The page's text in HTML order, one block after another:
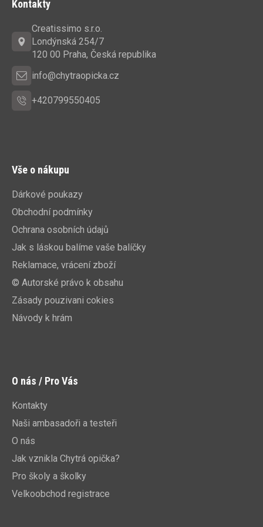
Kontakty
Creatissimo s.r.o.
Londýnská 254/7
120 00 Praha, Česká republika
info@chytraopicka.cz
+420799550405
Vše o nákupu
Dárkové poukazy
Obchodní podmínky
Ochrana osobních údajů
Jak s láskou balíme vaše balíčky
Reklamace, vrácení zboží
© Autorské právo k obsahu
Zásady pouzivani cokies
Návody k hrám
O nás / Pro Vás
Kontakty
Naši ambasadoři a testeři
O nás
Jak vznikla Chytrá opička?
Pro školy a školky
Velkoobchod registrace